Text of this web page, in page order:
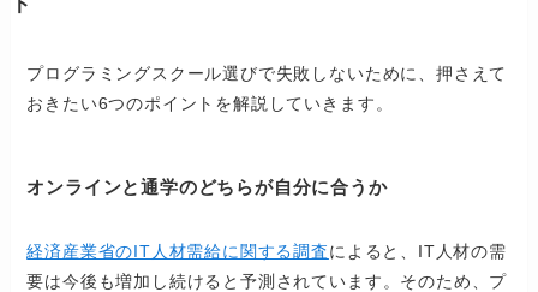
ト
プログラミングスクール選びで失敗しないために、押さえて
おきたい6つのポイントを解説していきます。
オンラインと通学のどちらが自分に合うか
経済産業省のIT人材需給に関する調査によると、IT人材の需
要は今後も増加し続けると予測されています。そのため、プ